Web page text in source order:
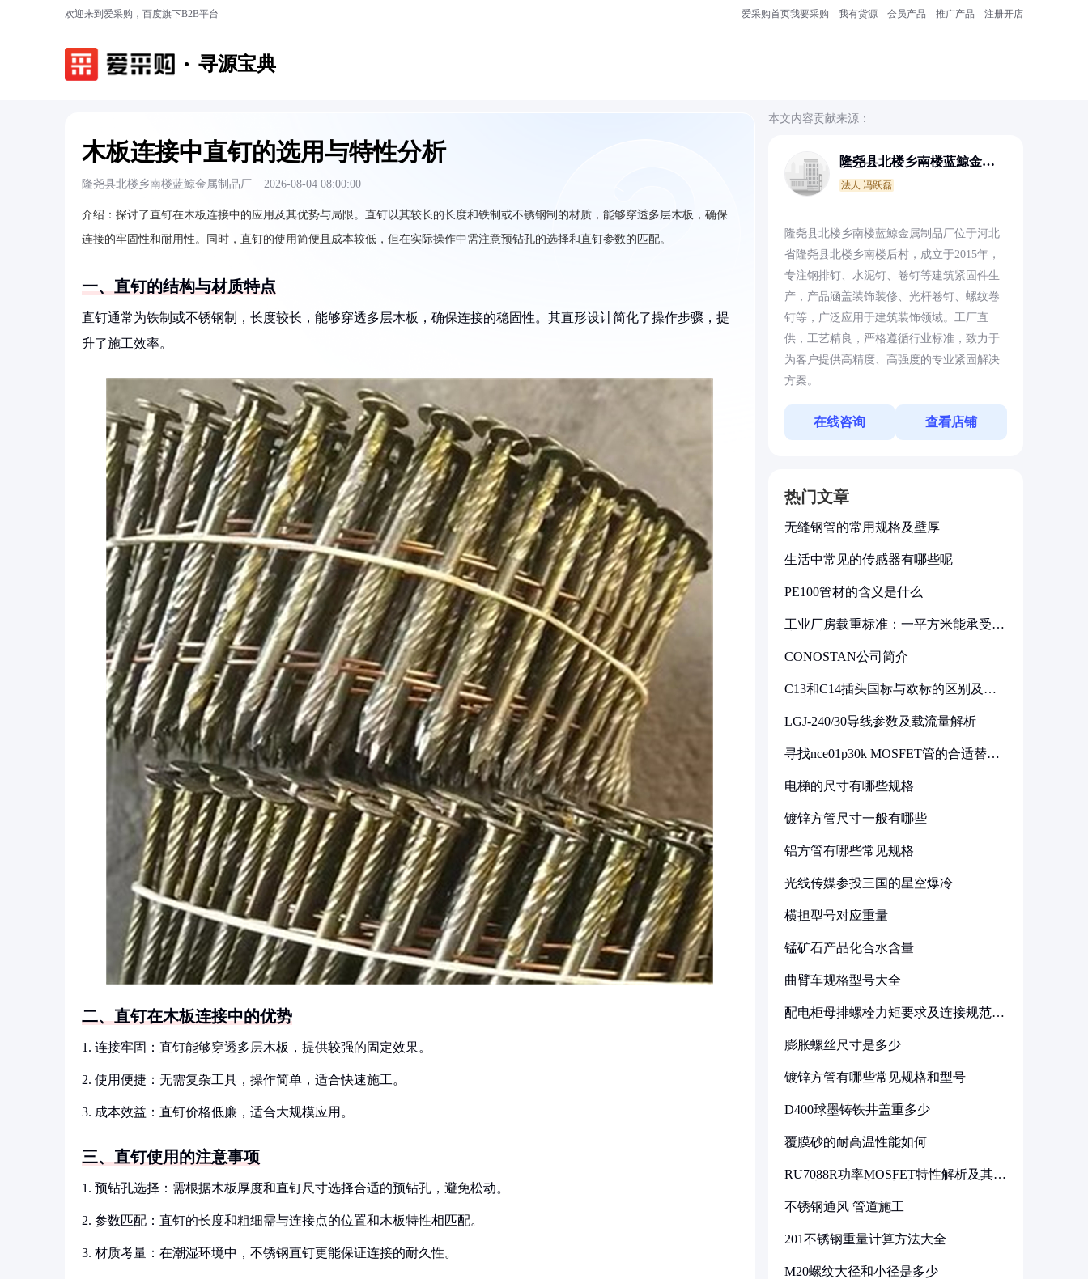
欢迎来到爱采购，百度旗下B2B平台 爱采购首页我要采购 我有货源 会员产品 推广产品 注册开店
寻源宝典
木板连接中直钉的选用与特性分析
隆尧县北楼乡南楼蓝鯨金属制品厂 · 2026-08-04 08:00:00
介绍： 探讨了直钉在木板连接中的应用及其优势与局限。直钉以其较长的长度和铁制或不锈钢制的材质，能够穿透多层木板，确保
连接的牢固性和耐用性。同时，直钉的使用简便且成本较低，但在实际操作中需注意预钻孔的选择和直钉参数的匹配。
一、直钉的结构与材质特点
直钉通常为铁制或不锈钢制，长度较长，能够穿透多层木板，确保连接的稳固性。其直形设计简化了操作步骤，提
升了施工效率。
二、直钉在木板连接中的优势
1. 连接牢固：直钉能够穿透多层木板，提供较强的固定效果。
2. 使用便捷：无需复杂工具，操作简单，适合快速施工。
3. 成本效益：直钉价格低廉，适合大规模应用。
三、直钉使用的注意事项
1. 预钻孔选择：需根据木板厚度和直钉尺寸选择合适的预钻孔，避免松动。
2. 参数匹配：直钉的长度和粗细需与连接点的位置和木板特性相匹配。
3. 材质考量：在潮湿环境中，不锈钢直钉更能保证连接的耐久性。
本文内容贡献来源：
隆尧县北楼乡南楼蓝鯨金属
法人:冯跃磊
隆尧县北楼乡南楼蓝鯨金属制品厂位于河北
省隆尧县北楼乡南楼后村，成立于2015年，
专注钢排钉、水泥钉、卷钉等建筑紧固件生
产，产品涵盖装饰装修、光杆卷钉、螺纹卷
钉等，广泛应用于建筑装饰领域。工厂直
供，工艺精良，严格遵循行业标准，致力于
为客户提供高精度、高强度的专业紧固解决
方案。
在线咨询 查看店铺
热门文章
无缝钢管的常用规格及壁厚
生活中常见的传感器有哪些呢
PE100管材的含义是什么
工业厂房载重标准：一平方米能承受多
CONOSTAN公司简介
C13和C14插头国标与欧标的区别及其
LGJ-240/30导线参数及载流量解析
寻找nce01p30k MOSFET管的合适替代
电梯的尺寸有哪些规格
镀锌方管尺寸一般有哪些
铝方管有哪些常见规格
光线传媒参投三国的星空爆冷
横担型号对应重量
锰矿石产品化合水含量
曲臂车规格型号大全
配电柜母排螺栓力矩要求及连接规范详
膨胀螺丝尺寸是多少
镀锌方管有哪些常见规格和型号
D400球墨铸铁井盖重多少
覆膜砂的耐高温性能如何
RU7088R功率MOSFET特性解析及其在
不锈钢通风 管道施工
201不锈钢重量计算方法大全
M20螺纹大径和小径是多少